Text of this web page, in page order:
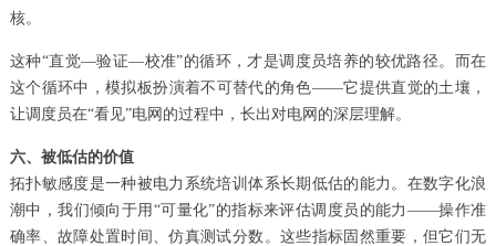
核。
这种“直觉—验证—校准”的循环，才是调度员培养的较优路径。而在
这个循环中，模拟板扮演着不可替代的角色——它提供直觉的土壤，
让调度员在“看见”电网的过程中，长出对电网的深层理解。
六、被低估的价值
拓扑敏感度是一种被电力系统培训体系长期低估的能力。在数字化浪
潮中，我们倾向于用“可量化”的指标来评估调度员的能力——操作准
确率、故障处置时间、仿真测试分数。这些指标固然重要，但它们无